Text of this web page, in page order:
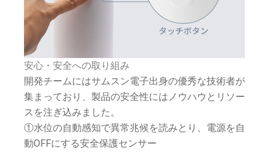
安心・安全への取り組み
開発チームにはサムスン電子出身の優秀な技術者が
集まっており、製品の安全性にはノウハウとリソー
スを注ぎ込みました。
①水位の自動感知で異常兆候を読みとり、電源を自
動OFFにする安全保護センサー